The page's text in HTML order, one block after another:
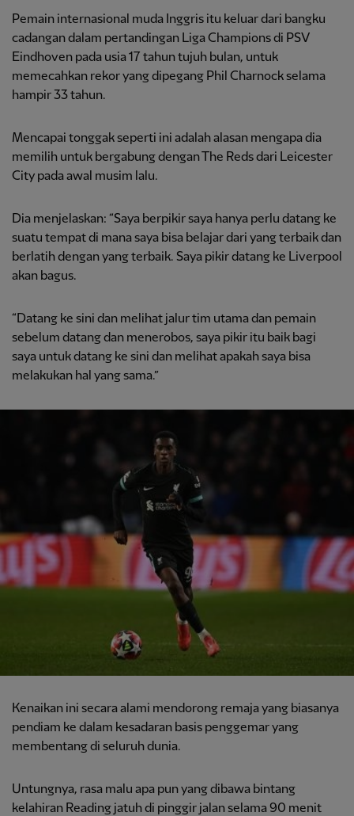
Pemain internasional muda Inggris itu keluar dari bangku
cadangan dalam pertandingan Liga Champions di PSV
Eindhoven pada usia 17 tahun tujuh bulan, untuk
memecahkan rekor yang dipegang Phil Charnock selama
hampir 33 tahun.
Mencapai tonggak seperti ini adalah alasan mengapa dia
memilih untuk bergabung dengan The Reds dari Leicester
City pada awal musim lalu.
Dia menjelaskan: “Saya berpikir saya hanya perlu datang ke
suatu tempat di mana saya bisa belajar dari yang terbaik dan
berlatih dengan yang terbaik. Saya pikir datang ke Liverpool
akan bagus.
“Datang ke sini dan melihat jalur tim utama dan pemain
sebelum datang dan menerobos, saya pikir itu baik bagi
saya untuk datang ke sini dan melihat apakah saya bisa
melakukan hal yang sama.”
Kenaikan ini secara alami mendorong remaja yang biasanya
pendiam ke dalam kesadaran basis penggemar yang
membentang di seluruh dunia.
Untungnya, rasa malu apa pun yang dibawa bintang
kelahiran Reading jatuh di pinggir jalan selama 90 menit